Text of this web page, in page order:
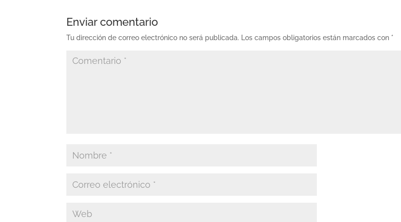
Enviar comentario
Tu dirección de correo electrónico no será publicada. Los campos obligatorios están marcados con *